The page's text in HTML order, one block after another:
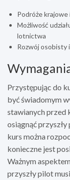
Podróże
Możliwość
lotnictwa
Rozwój osobisty
Przystępując do
być świadomym
stawianych przed
osiągnąć
kurs można
konieczne jest
Ważnym
przyszły pilot